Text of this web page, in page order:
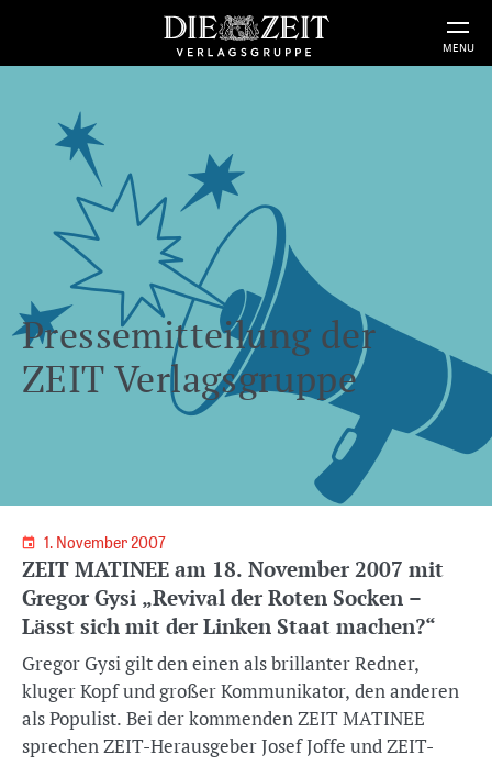
MENU
Pressemitteilung der
ZEIT Verlagsgruppe
1. November 2007
ZEIT MATINEE am 18. November 2007 mit
Gregor Gysi „Revival der Roten Socken –
Lässt sich mit der Linken Staat machen?“
Gregor Gysi gilt den einen als brillanter Redner,
kluger Kopf und großer Kommunikator, den anderen
als Populist. Bei der kommenden ZEIT MATINEE
sprechen ZEIT-Herausgeber Josef Joffe und ZEIT-